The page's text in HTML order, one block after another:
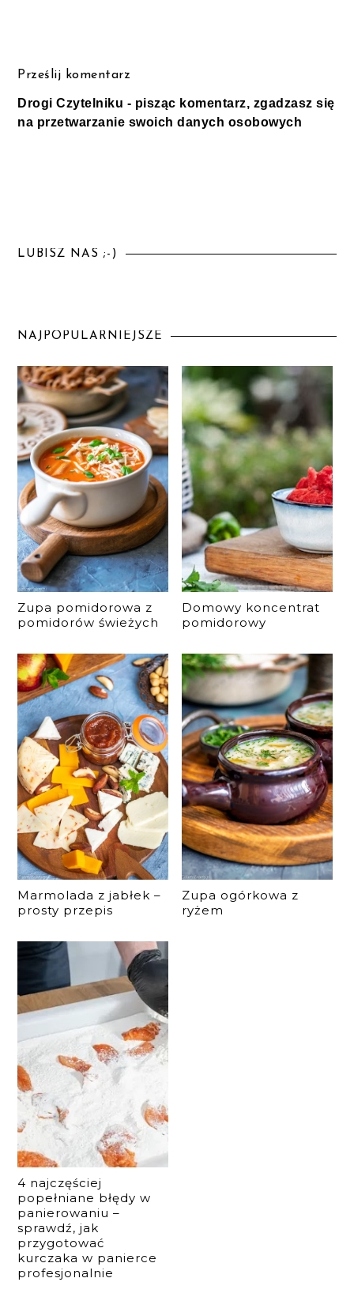
Prześlij komentarz
Drogi Czytelniku - pisząc komentarz, zgadzasz się
na przetwarzanie swoich danych osobowych
LUBISZ NAS ;-)
NAJPOPULARNIEJSZE
Zupa pomidorowa z
pomidorów świeżych
Domowy koncentrat
pomidorowy
Marmolada z jabłek –
prosty przepis
Zupa ogórkowa z
ryżem
4 najczęściej
popełniane błędy w
panierowaniu –
sprawdź, jak
przygotować
kurczaka w panierce
profesjonalnie